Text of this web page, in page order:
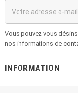
Vous pouvez vous
nos informations de
INFORMATION